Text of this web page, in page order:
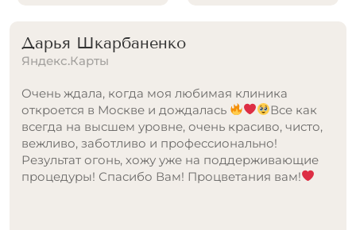
Маргарита
Яндекс.Карты
Недавно посетила данный центр лазерной
эпиляции и осталась в полном восторге от
качества проведённой процедуры и атмосферы
внутри. На входе меня встретила очень
доброжелательный администратор, предложила
мне кофе, пока я заполняла анкету. Процедура